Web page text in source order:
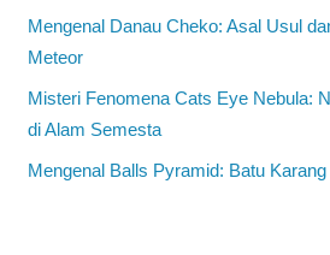
Mengenal Danau Cheko: Asal Usul
Meteor
Misteri Fenomena Cats Eye Nebula:
di Alam Semesta
Mengenal Balls Pyramid: Batu Karang